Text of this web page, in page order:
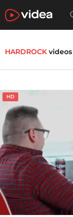
HARDROCK videos
HD